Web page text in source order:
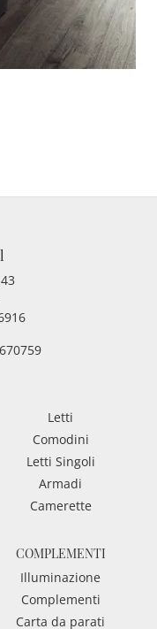
Letti
Comodini
Letti Singoli
Armadi
Camerette
COMPLEMENTI
Illuminazione
Complementi
Carta da parati